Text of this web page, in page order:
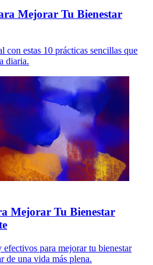
Mejorar Tu Bienestar
con estas 10 prácticas sencillas que
diaria.
Mejorar Tu Bienestar
para mejorar tu bienestar
de una vida más plena.